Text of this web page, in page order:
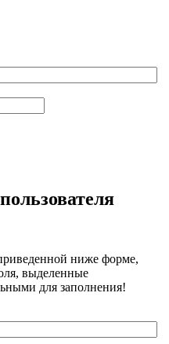
ниже форме,
выделенные
для заполнения!